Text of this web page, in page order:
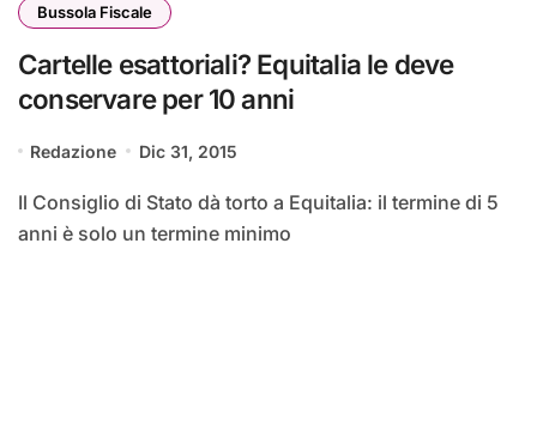
Bussola Fiscale
Cartelle esattoriali? Equitalia le deve
conservare per 10 anni
Redazione Dic 31, 2015
Il Consiglio di Stato dà torto a Equitalia: il termine di 5
anni è solo un termine minimo